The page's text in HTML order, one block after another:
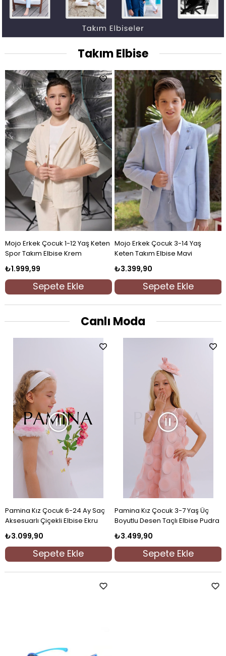
Takım Elbise
Mojo Erkek Çocuk 3-14 Yaş
Keten Takım Elbise Krem
₺3.399,90
₺4.151,25
Sepete Ekle
İndirim
%18İndirim
Mojo Erkek Çocuk 9-14 Yaş Spor
Takım Elbise Krem
₺2.799,90
Sepete Ekle
Canlı Moda
Pamina Kız Çocuk 6-24 Ay Saç
Aksesuarlı Çiçekli Elbise Ekru
₺3.099,90
Sepete Ekle
Pamina Kız Çocuk 3-7 Yaş Üç
Boyutlu Desen Taçlı Elbise Pudra
₺3.499,90
Sepete Ekle